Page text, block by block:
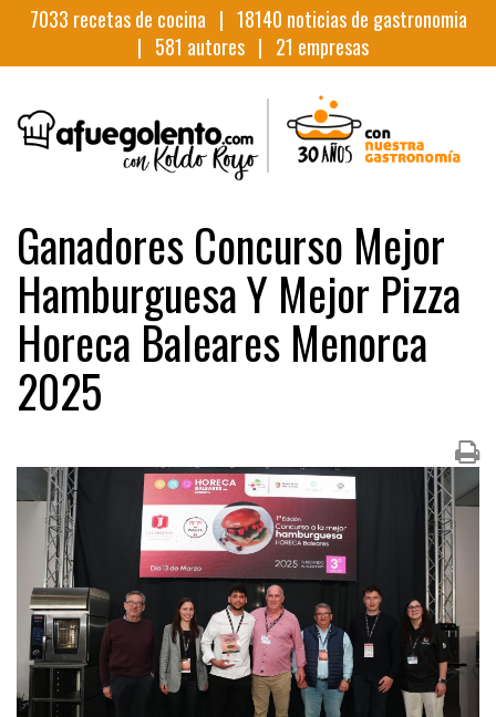
7033 recetas de cocina | 18140 noticias de gastronomia
| 581 autores | 21 empresas
Ganadores Concurso Mejor
Hamburguesa Y Mejor Pizza
Horeca Baleares Menorca
2025